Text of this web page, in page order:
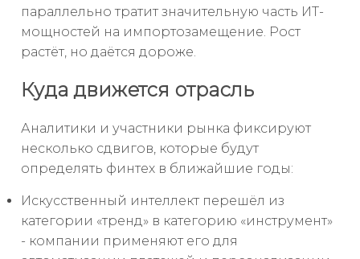
параллельно тратит значительную часть ИТ-
мощностей на импортозамещение. Рост
растёт, но даётся дороже.
Куда движется отрасль
Аналитики и участники рынка фиксируют
несколько сдвигов, которые будут
определять финтех в ближайшие годы:
Искусственный интеллект перешёл из
категории «тренд» в категорию «инструмент»
- компании применяют его для